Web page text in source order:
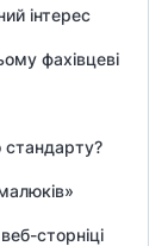
інтерес
фахівцеві
сторніці